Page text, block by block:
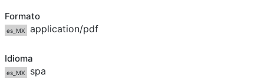
Formato
es_MX application/pdf
Idioma
es_MX spa